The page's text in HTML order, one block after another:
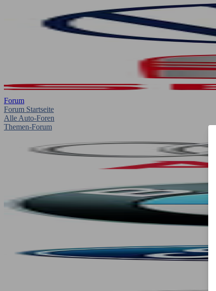
Forum
Forum Startseite
Alle Auto-Foren
Themen-Forum